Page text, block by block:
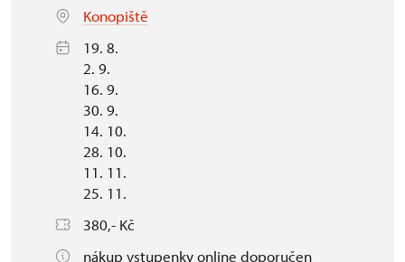
Konopiště
19. 8.
2. 9.
16. 9.
30. 9.
14. 10.
28. 10.
11. 11.
25. 11.
380,- Kč
nákup vstupenky online doporučen